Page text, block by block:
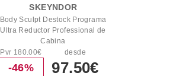
SKEYNDOR
Body Sculpt Destock Programa
Ultra Reductor Professional de
Cabina
Pvr 180.00€
-46%
desde
97.50€